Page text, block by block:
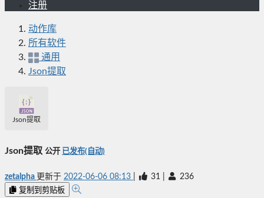
注册
动作库
所有软件
通用
Json提取
Json提取
Json提取 公开 已发布(自动)
zetalpha 更新于 2022-06-06 08:13 31 236
复制到剪贴板